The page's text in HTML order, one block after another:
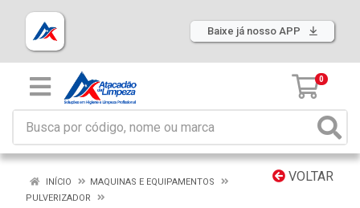
Baixe já nosso APP
0
VOLTAR
INÍCIO
MAQUINAS E EQUIPAMENTOS
PULVERIZADOR